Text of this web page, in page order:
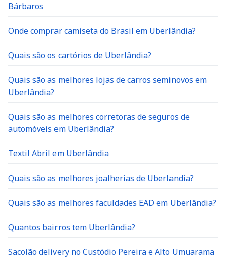
Bárbaros
Onde comprar camiseta do Brasil em Uberlândia?
Quais são os cartórios de Uberlândia?
Quais são as melhores lojas de carros seminovos em
Uberlândia?
Quais são as melhores corretoras de seguros de
automóveis em Uberlândia?
Textil Abril em Uberlândia
Quais são as melhores joalherias de Uberlandia?
Quais são as melhores faculdades EAD em Uberlândia?
Quantos bairros tem Uberlândia?
Sacolão delivery no Custódio Pereira e Alto Umuarama